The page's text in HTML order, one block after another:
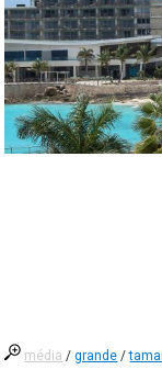
média /grande /